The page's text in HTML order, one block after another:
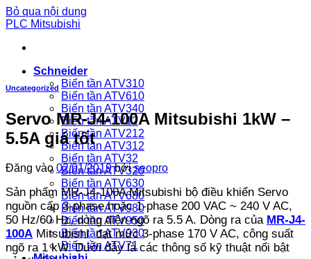
Bỏ qua nội dung
PLC Mitsubishi
Schneider
Biến tần ATV310
Biến tần ATV610
Biến tần ATV340
Biến tần ATV12
Biến tần ATV212
Biến tần ATV312
Biến tần ATV32
Biến tần ATV320
Biến tần ATV630
Biến tần ATV680
Biến tần ATV980
Biến tần ATV950
Biến tần ATV930
Biến tần ATV71
Uncategorized
Servo MR-J4-100A Mitsubishi 1kW –
5.5A giá tốt
Đăng vào02/01/2019 bởiseopro
Sản phẩm MR-J4-100A Mitsubishi bộ điều khiển Servo
nguồn cấp 3-phase hoặc 1-phase 200 VAC ~ 240 V AC,
50 Hz/60 Hz, dòng điện ngõ ra 5.5 A. Dòng ra của MR-J4-
100A Mitsubishi đạt mức 3-phase 170 V AC, công suất
ngõ ra 1 kW. Dưới đây là các thông số kỹ thuật nổi bật